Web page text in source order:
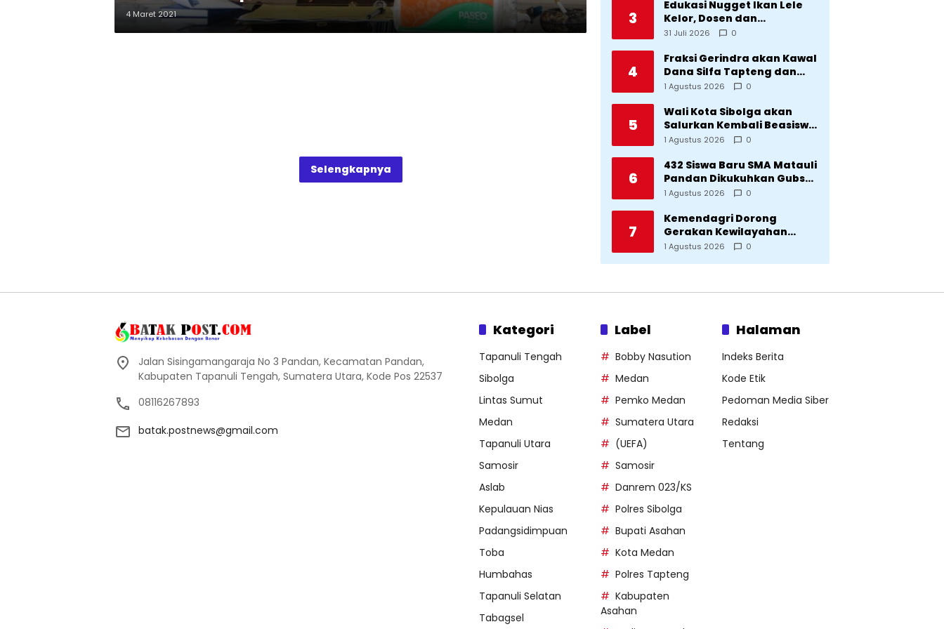
4 Maret 2021
Selengkapnya
3
Edukasi Nugget Ikan Lele
Kelor, Dosen dan
Mahasiswa Dorong
Desa Silangkitang
Kecamatan Pahae Jae
31 Juli 2026 0
4
Fraksi Gerindra akan Kawal
Dana Silfa Tapteng dan
TKD Rp298 Miliar: Jangan
dan Provinsi Diklaim
Kerjaan Tapteng
1 Agustus 2026 0
5
Wali Kota Sibolga akan
Salurkan Kembali Beasiswa
Rp1 Miliar: Diproritaskan
Bencana
1 Agustus 2026 0
6
432 Siswa Baru SMA Matauli
Pandan Dikukuhkan Gubsu:
32 Tahun Matauli Cetak
1 Agustus 2026 0
7
Kemendagri Dorong
Gerakan Kewilayahan
Lawan Tuberkulosis
1 Agustus 2026 0
Jalan Sisingamangaraja No 3 Pandan, Kecamatan Pandan,
Kabupaten Tapanuli Tengah, Sumatera Utara, Kode Pos 22537
08116267893
batak.postnews@gmail.com
Kategori
Tapanuli Tengah
Sibolga
Lintas Sumut
Medan
Tapanuli Utara
Samosir
Aslab
Kepulauan Nias
Padangsidimpuan
Toba
Humbahas
Tapanuli Selatan
Tabagsel
Label
Bobby Nasution
Medan
Pemko Medan
Sumatera Utara
(UEFA)
Samosir
Danrem 023/KS
Polres Sibolga
Bupati Asahan
Kota Medan
Polres Tapteng
Kabupaten
Asahan
Halaman
Indeks Berita
Kode Etik
Pedoman Media Siber
Redaksi
Tentang